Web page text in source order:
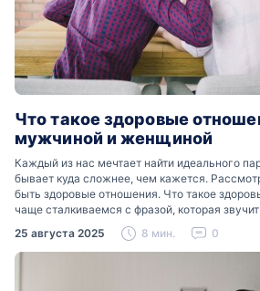
Что такое здоровые
мужчиной и женщиной
Каждый из нас мечтает найти идеального
бывает куда сложнее, чем кажется.
быть здоровые отношения. Что такое
чаще сталкиваемся с фразой, которая
отношения». Что именно подразумевается…
25 августа 2025 8 мин. 0